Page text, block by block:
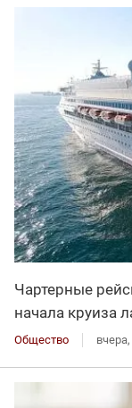
Чартерные
начала круиза
Общество